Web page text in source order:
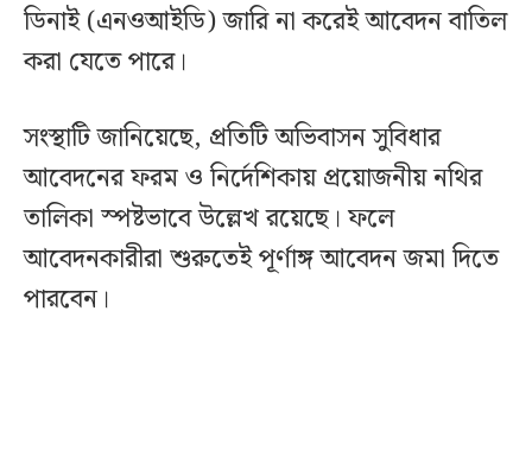
ডিনাই (এনওআইডি) জারি না করেই আবেদন বাতিল
করা যেতে পারে।
সংস্থাটি জানিয়েছে, প্রতিটি অভিবাসন সুবিধার
আবেদনের ফরম ও নির্দেশিকায় প্রয়োজনীয় নথির
তালিকা স্পষ্টভাবে উল্লেখ রয়েছে। ফলে
আবেদনকারীরা শুরুতেই পূর্ণাঙ্গ আবেদন জমা দিতে
পারবেন।